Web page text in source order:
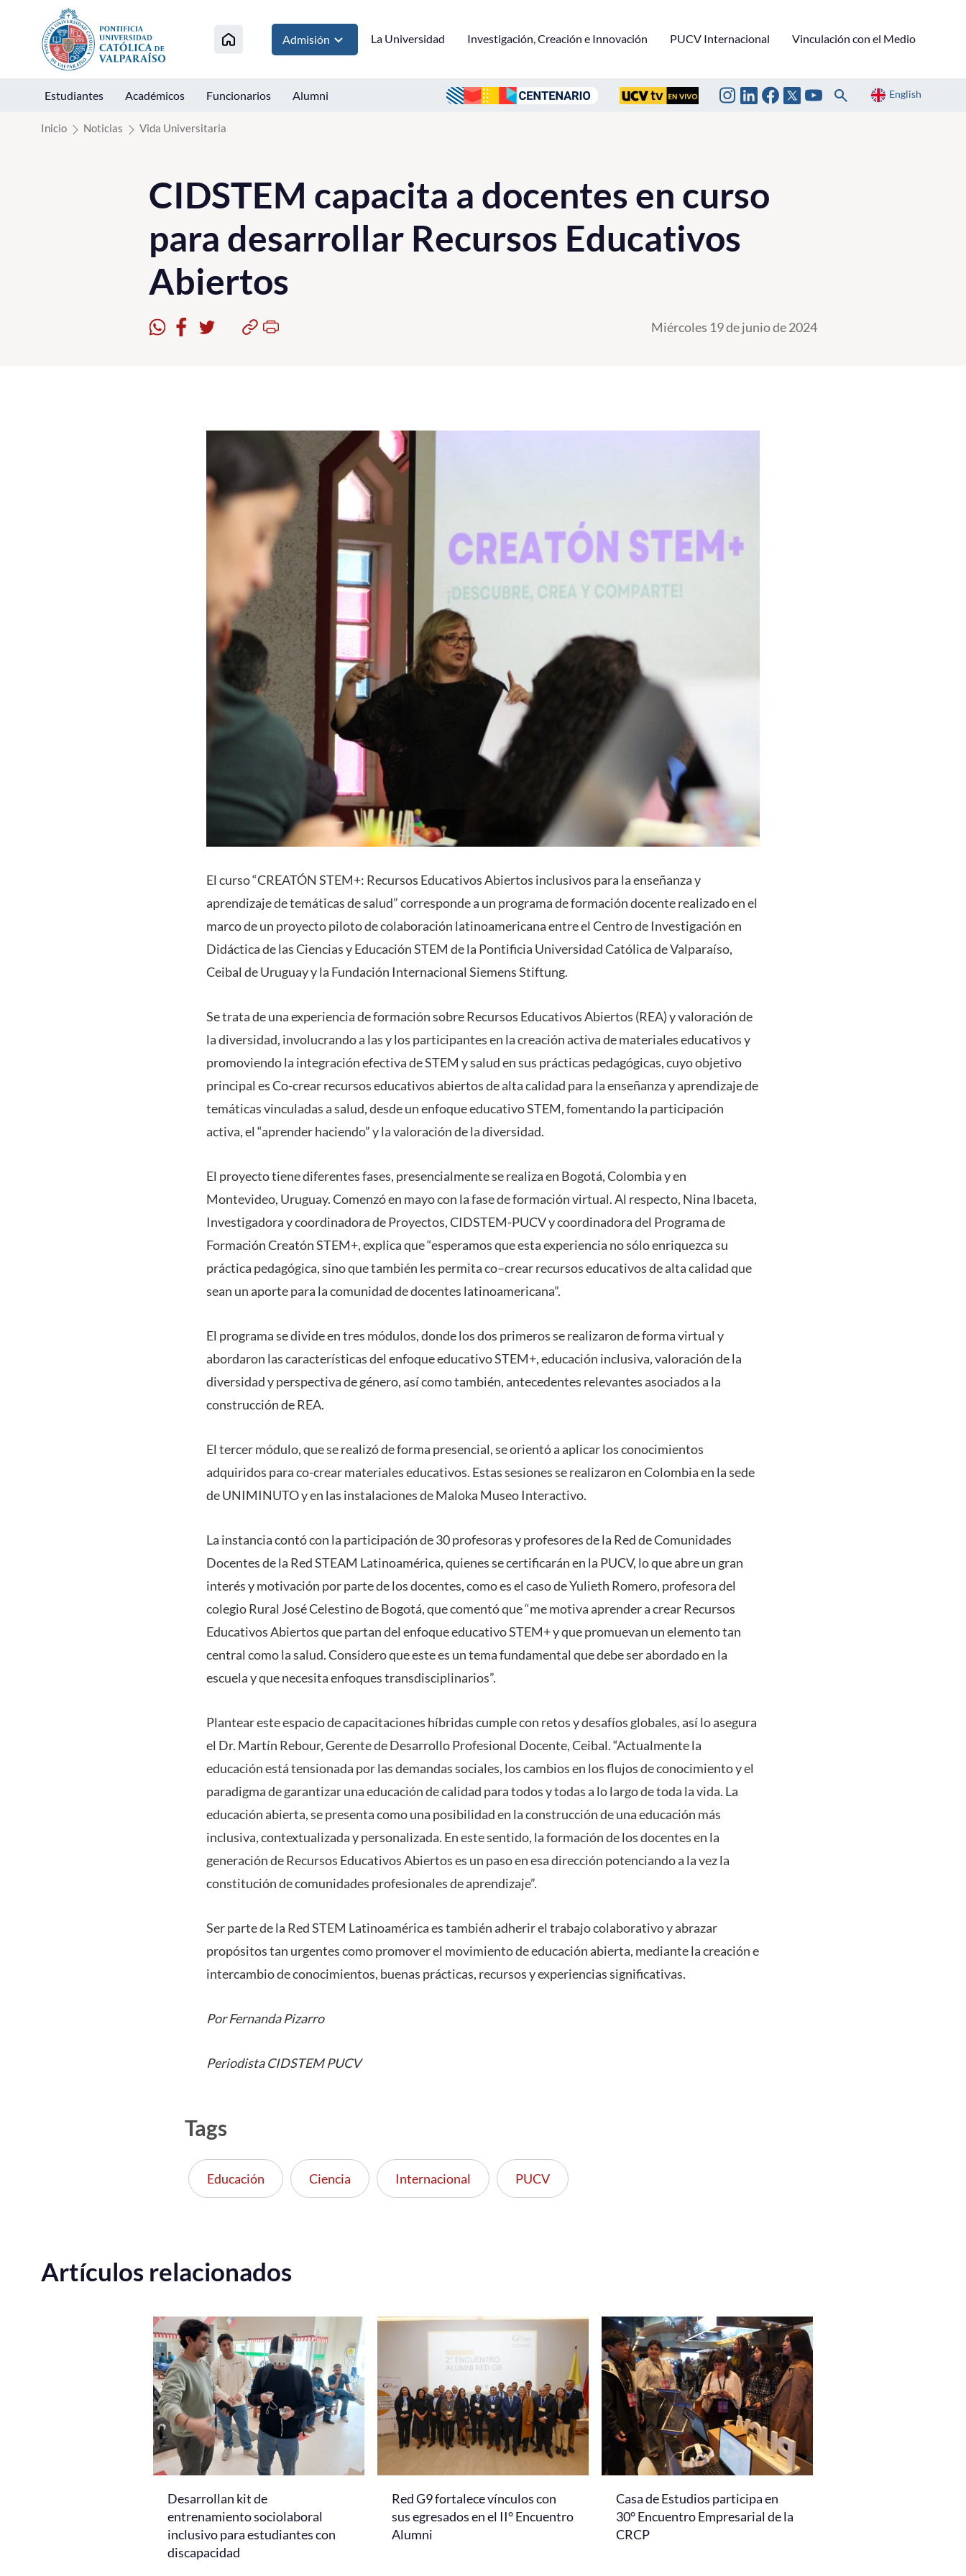
Click acá para ir directamente al contenido
Admisión La Universidad Investigación, Creación e Innovación PUCV Internacional Vinculación con el Medio
Estudiantes Académicos Funcionarios Alumni English
Inicio Noticias Vida Universitaria
CIDSTEM capacita a docentes en curso
para desarrollar Recursos Educativos
Abiertos
Miércoles 19 de junio de 2024
El curso “CREATÓN STEM+: Recursos Educativos Abiertos inclusivos para la enseñanza y
aprendizaje de temáticas de salud” corresponde a un programa de formación docente realizado en el
marco de un proyecto piloto de colaboración latinoamericana entre el Centro de Investigación en
Didáctica de las Ciencias y Educación STEM de la Pontificia Universidad Católica de Valparaíso,
Ceibal de Uruguay y la Fundación Internacional Siemens Stiftung.
Se trata de una experiencia de formación sobre Recursos Educativos Abiertos (REA) y valoración de
la diversidad, involucrando a las y los participantes en la creación activa de materiales educativos y
promoviendo la integración efectiva de STEM y salud en sus prácticas pedagógicas, cuyo objetivo
principal es Co-crear recursos educativos abiertos de alta calidad para la enseñanza y aprendizaje de
temáticas vinculadas a salud, desde un enfoque educativo STEM, fomentando la participación
activa, el “aprender haciendo” y la valoración de la diversidad.
El proyecto tiene diferentes fases, presencialmente se realiza en Bogotá, Colombia y en
Montevideo, Uruguay. Comenzó en mayo con la fase de formación virtual. Al respecto, Nina Ibaceta,
Investigadora y coordinadora de Proyectos, CIDSTEM-PUCV y coordinadora del Programa de
Formación Creatón STEM+, explica que “esperamos que esta experiencia no sólo enriquezca su
práctica pedagógica, sino que también les permita co–crear recursos educativos de alta calidad que
sean un aporte para la comunidad de docentes latinoamericana”.
El programa se divide en tres módulos, donde los dos primeros se realizaron de forma virtual y
abordaron las características del enfoque educativo STEM+, educación inclusiva, valoración de la
diversidad y perspectiva de género, así como también, antecedentes relevantes asociados a la
construcción de REA.
El tercer módulo, que se realizó de forma presencial, se orientó a aplicar los conocimientos
adquiridos para co-crear materiales educativos. Estas sesiones se realizaron en Colombia en la sede
de UNIMINUTO y en las instalaciones de Maloka Museo Interactivo.
La instancia contó con la participación de 30 profesoras y profesores de la Red de Comunidades
Docentes de la Red STEAM Latinoamérica, quienes se certificarán en la PUCV, lo que abre un gran
interés y motivación por parte de los docentes, como es el caso de Yulieth Romero, profesora del
colegio Rural José Celestino de Bogotá, que comentó que “me motiva aprender a crear Recursos
Educativos Abiertos que partan del enfoque educativo STEM+ y que promuevan un elemento tan
central como la salud. Considero que este es un tema fundamental que debe ser abordado en la
escuela y que necesita enfoques transdisciplinarios”.
Plantear este espacio de capacitaciones híbridas cumple con retos y desafíos globales, así lo asegura
el Dr. Martín Rebour, Gerente de Desarrollo Profesional Docente, Ceibal. “Actualmente la
educación está tensionada por las demandas sociales, los cambios en los flujos de conocimiento y el
paradigma de garantizar una educación de calidad para todos y todas a lo largo de toda la vida. La
educación abierta, se presenta como una posibilidad en la construcción de una educación más
inclusiva, contextualizada y personalizada. En este sentido, la formación de los docentes en la
generación de Recursos Educativos Abiertos es un paso en esa dirección potenciando a la vez la
constitución de comunidades profesionales de aprendizaje”.
Ser parte de la Red STEM Latinoamérica es también adherir el trabajo colaborativo y abrazar
propósitos tan urgentes como promover el movimiento de educación abierta, mediante la creación e
intercambio de conocimientos, buenas prácticas, recursos y experiencias significativas.
Por Fernanda Pizarro
Periodista CIDSTEM PUCV
Tags
Educación Ciencia Internacional PUCV
Artículos relacionados
Desarrollan kit de
entrenamiento sociolaboral
inclusivo para estudiantes con
discapacidad
Red G9 fortalece vínculos con
sus egresados en el II° Encuentro
Alumni
Casa de Estudios participa en
30° Encuentro Empresarial de la
CRCP